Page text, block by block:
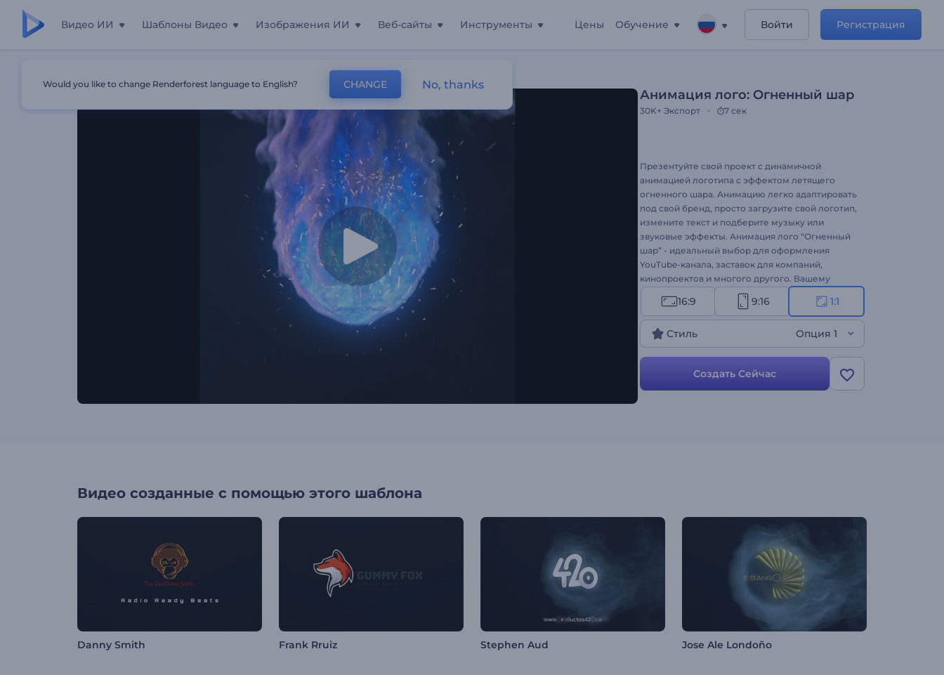
Видео ИИ Шаблоны Видео Изображения ИИ Веб-сайты Инструменты Цены Обучение Войти Регистрация
Анимация лого: Огненный шар
30K+ Экспорт 7 сек
Презентуйте свой проект с динамичной
анимацией логотипа с эффектом летящего
огненного шара. Анимацию легко адаптировать
под свой бренд, просто загрузите свой логотип,
измените текст и подберите музыку или
звуковые эффекты. Анимация лого “Огненный
шар” - идеальный выбор для оформления
YouTube-канала, заставок для компаний,
кинопроектов и многого другого. Вашему
бренду пора зажечь - попробуйте создать
анимацию лого с нашим огненным шаблоном!
16:9 9:16 1:1
Стиль Опция 1
Создать Сейчас
Видео созданные с помощью этого шаблона
Danny Smith Frank Rruiz Stephen Aud Jose Ale Londoño
Would you like to change Renderforest language to English? CHANGE No, thanks